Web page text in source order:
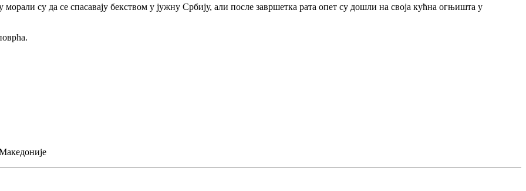
су да се спасавају бекством у јужну Србију, али после завршетка рата опет су дошли на своја кућна огњишта у